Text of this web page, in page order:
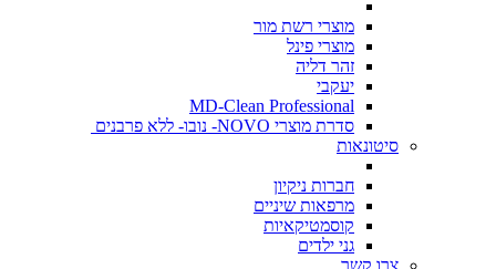
מוצרי רשת מור
מוצרי פינל
זהר דליה
יעקבי
MD-Clean Professional
סדרת מוצרי NOVO- נובו- ללא פרבנים
סיטונאות
חברות ניקיון
מרפאות שיניים
קוסמטיקאיות
גני ילדים
צרו קשר